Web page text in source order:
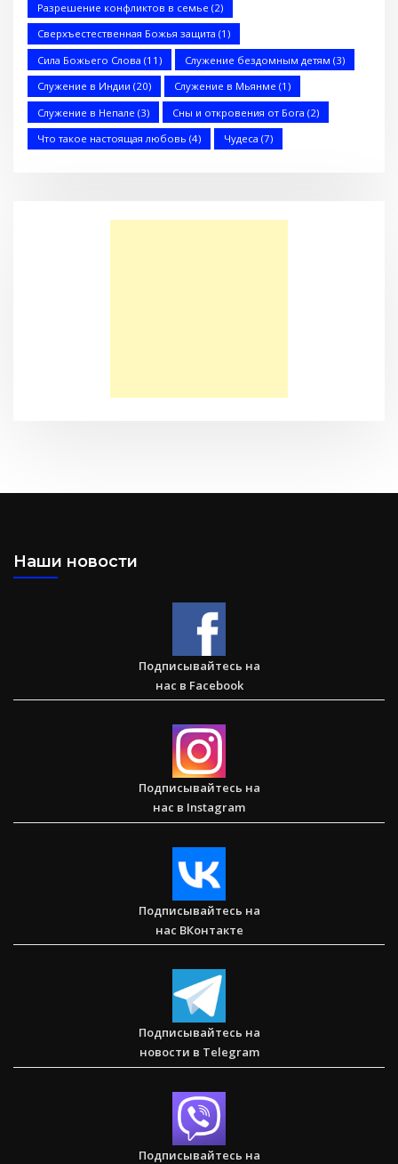
Послание к Филиппийцам
Два часа, которые изменили жизнь буддистского монаха
(Стэн и Лана — Иисус без границ) (BBS05030)
Спасаем. Восстанавливаем. Обучаем. Помогите нам
Любить тех, кого все отвергли — Стэн и Лана — Илья
Друзья Иисуса — Детское служение в Вишакхапатнаме
Разрешение конфликтов в семье (2)
Сверхъестественная Божья защита (1)
Сила Божьего Слова (11) Служение бездомным детям (3)
Служение в Индии (20) Служение в Мьянме (1)
Служение в Непале (3) Сны и откровения от Бога (2)
Что такое настоящая любовь (4) Чудеса (7)
Наши новости
Подписывайтесь на
нас в Facebook
Подписывайтесь на
нас в Instagram
Подписывайтесь на
нас ВКонтакте
Подписывайтесь на
новости в Telegram
Подписывайтесь на